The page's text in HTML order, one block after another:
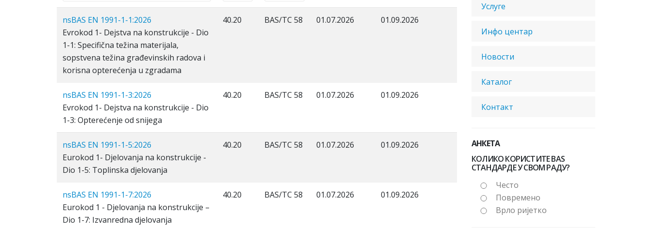
nsBAS EN 1991-1-1:2026
Evrokod 1- Dejstva na konstrukcije - Dio
1-1: Specifična težina materijala,
sopstvena težina građevinskih radova i
korisna opterećenja u zgradama
40.20 BAS/TC 58 01.07.2026 01.09.2026
nsBAS EN 1991-1-3:2026
Evrokod 1- Dejstva na konstrukcije - Dio
1-3: Opterećenje od snijega
40.20 BAS/TC 58 01.07.2026 01.09.2026
nsBAS EN 1991-1-5:2026
Eurokod 1- Djelovanja na konstrukcije -
Dio 1-5: Toplinska djelovanja
40.20 BAS/TC 58 01.07.2026 01.09.2026
nsBAS EN 1991-1-7:2026
Eurokod 1 - Djelovanja na konstrukcije –
Dio 1-7: Izvanredna djelovanja
40.20 BAS/TC 58 01.07.2026 01.09.2026
Услуге
Инфо центар
Новости
Каталог
Контакт
АНКЕТА
КОЛИКО КОРИСТИТЕ BAS
СТАНДАРДЕ У СВОМ РАДУ?
Често
Повремено
Врло ријетко